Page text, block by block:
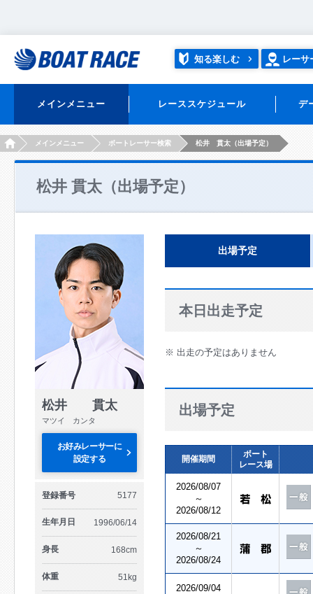
知る楽しむ レーサ
メインメニュー レーススケジュール デ
HOMEメインメニュー ボートレーサー検索 松井 貫太（出場予定）
松井 貫太（出場予定）
松井 貫太
マツイ カンタ
お好みレーサーに
設定する
登録番号 5177
生年月日 1996/06/14
身長 168cm
体重 51kg
出場予定
本日出走予定
※ 出走の予定はありません
出場予定
開催期間
ボート
レース場
2026/08/07
～
2026/08/12
2026/08/21
～
2026/08/24
2026/09/04